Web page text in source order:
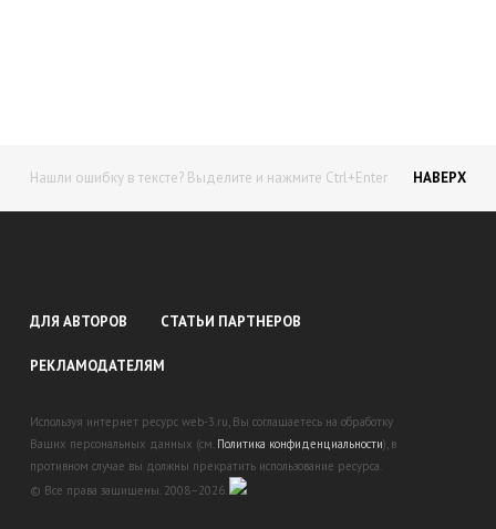
Нашли ошибку в тексте? Выделите и нажмите Ctrl+Enter НАВЕРХ
ДЛЯ АВТОРОВ СТАТЬИ ПАРТНЕРОВ
РЕКЛАМОДАТЕЛЯМ
Используя интернет ресурс web-3.ru, Вы соглашаетесь на обработку
Ваших персональных данных (см. Политика конфиденциальности), в
противном случае вы должны прекратить использование ресурса.
© Все права защищены. 2008–2026.